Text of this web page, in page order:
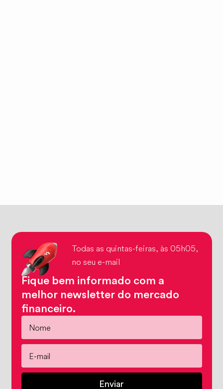
Todas as quintas-feiras, às 05h05,
no seu e-mail
Fique bem informado com a
melhor newsletter do mercado
financeiro.
Enviar